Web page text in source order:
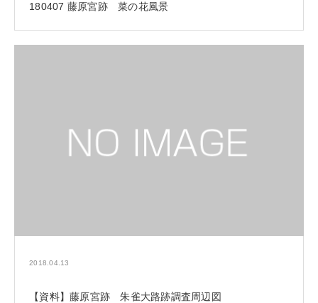
180407 藤原宮跡 菜の花風景
2018.04.13
【資料】藤原宮跡 朱雀大路跡調査周辺図